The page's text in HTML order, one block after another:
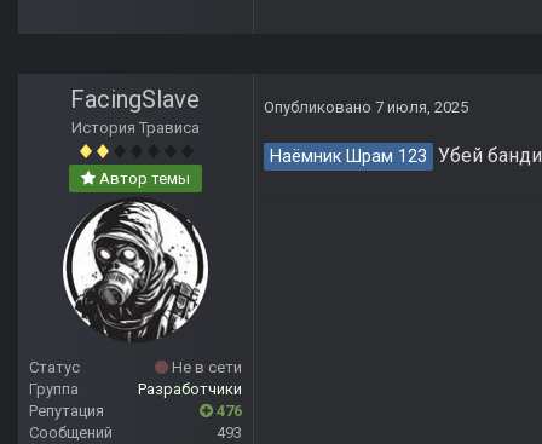
FacingSlave
История Трависа
Автор темы
Статус
Не в сети
Группа
Разработчики
Репутация
476
Сообщений
493
Опубликовано 7 июля, 2025
Наёмник Шрам 123 Убей